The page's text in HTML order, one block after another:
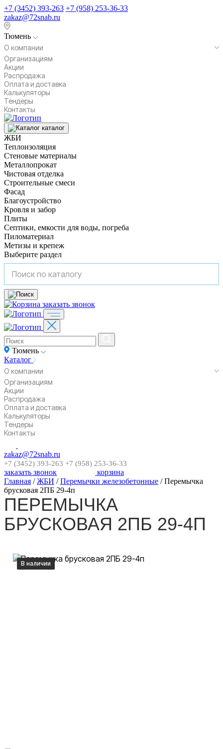
+7 (3452) 393-263 +7 (958) 253-36-33
zakaz@72snab.ru
Тюмень
О компании
Организациям
Акции
Распродажа
Оплата и доставка
Калькуляторы
Тендеры
Контакты
каталог
ЖБИ
Теплоизоляция
Стеновые материалы
Металлопрокат
Чистовая отделка
Строительные смеси
Фасад
Благоустройство
Кровля и забор
Плиты
Септики, емкости для воды, погреба
Пиломатериал
Метизы и крепеж
Выберите раздел
заказать звонок
Тюмень
Каталог
О компании
Организациям
Акции
Распродажа
Оплата и доставка
Калькуляторы
Тендеры
Контакты
zakaz@72snab.ru
+7 (3452) 393-263 +7 (958) 253-36-33
заказать звонок
корзина
Главная / ЖБИ / Перемычки железобетонные / Перемычка
брусковая 2ПБ 29-4п
ПЕРЕМЫЧКА
БРУСКОВАЯ 2ПБ 29-4П
В наличии